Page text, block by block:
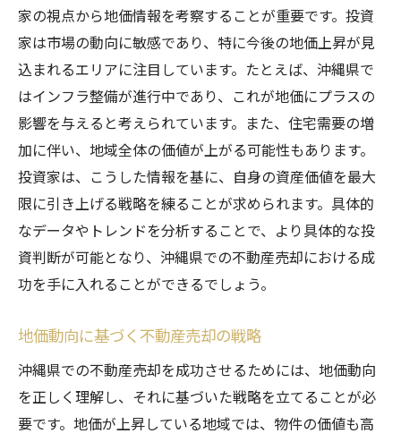
家の視点から地価情報を考察することが重要です。投資
家は市場の動向に敏感であり、特に今後の地価上昇が見
込まれるエリアに注目しています。たとえば、沖縄県で
はインフラ整備が進行中であり、これが地価にプラスの
影響を与えると考えられています。また、住宅需要の増
加に伴い、地域全体の価値が上がる可能性もあります。
投資家は、こうした情報を基に、自身の資産価値を最大
限に引き上げる戦略を練ることが求められます。具体的
なデータやトレンドを分析することで、より具体的な投
資判断が可能となり、沖縄県での不動産売却における成
功を手に入れることができるでしょう。
地価動向に基づく不動産売却の戦略
沖縄県での不動産売却を成功させるためには、地価動向
を正しく理解し、それに基づいた戦略を立てることが必
要です。地価が上昇している地域では、物件の価値も高